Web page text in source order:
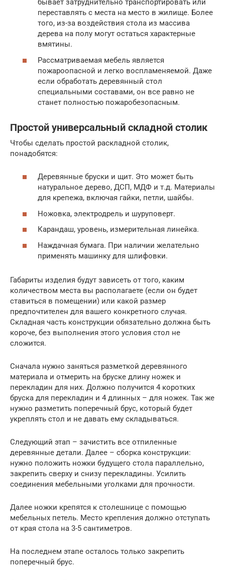
бывает затруднительно транспортировать или
переставлять с места на место в жилище. Более
того, из-за воздействия стола из массива
дерева на полу могут остаться характерные
вмятины.
Рассматриваемая мебель является
пожароопасной и легко воспламеняемой. Даже
если обработать деревянный стол
специальными составами, он все равно не
станет полностью пожаробезопасным.
Простой универсальный складной столик
Чтобы сделать простой раскладной столик,
понадобятся:
Деревянные бруски и щит. Это может быть
натуральное дерево, ДСП, МДФ и т.д. Материалы
для крепежа, включая гайки, петли, шайбы.
Ножовка, электродрель и шуруповерт.
Карандаш, уровень, измерительная линейка.
Наждачная бумага. При наличии желательно
применять машинку для шлифовки.
Габариты изделия будут зависеть от того, каким
количеством места вы располагаете (если он будет
ставиться в помещении) или какой размер
предпочтителен для вашего конкретного случая.
Складная часть конструкции обязательно должна быть
короче, без выполнения этого условия стол не
сложится.
Сначала нужно заняться разметкой деревянного
материала и отмерить на бруске длину ножек и
перекладин для них. Должно получится 4 коротких
бруска для перекладин и 4 длинных – для ножек. Так же
нужно разметить поперечный брус, который будет
укреплять стол и не давать ему складываться.
Следующий этап – зачистить все отпиленные
деревянные детали. Далее – сборка конструкции:
нужно положить ножки будущего стола параллельно,
закрепить сверху и снизу перекладины. Усилить
соединения мебельными уголками для прочности.
Далее ножки крепятся к столешнице с помощью
мебельных петель. Место крепления должно отступать
от края стола на 3-5 сантиметров.
На последнем этапе осталось только закрепить
поперечный брус.